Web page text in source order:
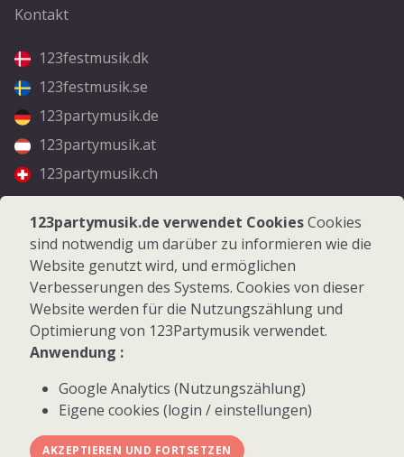
Kontakt
123festmusik.dk
123festmusik.se
123partymusik.de
123partymusik.at
123partymusik.ch
Folgen Sie uns
Facebook
Instagram
© 2026 123Partymusik.de - Alle Rechte vorbehalten
123partymusik.de verwendet CookiesCookies
sind notwendig um darüber zu informieren wie die
Website genutzt wird, und ermöglichen
Verbesserungen des Systems. Cookies von dieser
Website werden für die Nutzungszählung und
Optimierung von 123Partymusik verwendet.
Anwendung :
Google Analytics (Nutzungszählung)
Eigene cookies (login / einstellungen)
AKZEPTIEREN UND FORTSETZEN